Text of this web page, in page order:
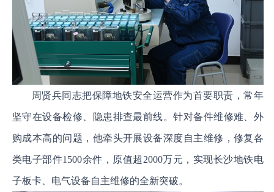
周贤兵同志把保障地铁安全运营作为首要职责，常年
坚守在设备检修、隐患排查最前线。针对备件维修难、外
购成本高的问题，他牵头开展设备深度自主维修，修复各
类电子部件1500余件，原值超2000万元，实现长沙地铁电
子板卡、电气设备自主维修的全新突破。